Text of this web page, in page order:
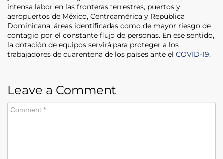
intensa labor en las fronteras terrestres, puertos y
aeropuertos de México, Centroamérica y República
Dominicana; áreas identificadas como de mayor riesgo de
contagio por el constante flujo de personas. En ese sentido,
la dotación de equipos servirá para proteger a los
trabajadores de cuarentena de los países ante el COVID-19.
Leave a Comment